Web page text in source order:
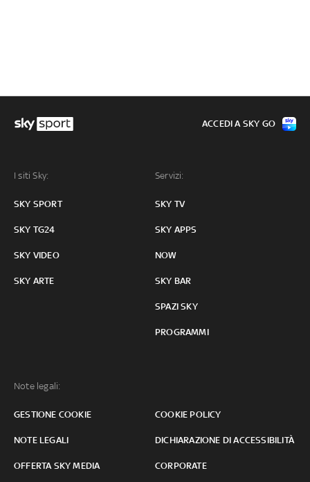
I siti Sky:
SKY SPORT
SKY TG24
SKY VIDEO
SKY ARTE
Servizi:
SKY TV
SKY APPS
NOW
SKY BAR
SPAZI SKY
PROGRAMMI
Note legali:
GESTIONE COOKIE COOKIE POLICY
NOTE LEGALI DICHIARAZIONE DI ACCESSIBILITÀ
OFFERTA SKY MEDIA CORPORATE
ACCEDI A SKY GO